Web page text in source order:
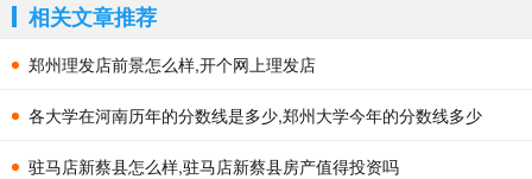
相关文章推荐
郑州理发店前景怎么样,开个网上理发店
各大学在河南历年的分数线是多少,郑州大学今年的分数线多少
驻马店新蔡县怎么样,驻马店新蔡县房产值得投资吗